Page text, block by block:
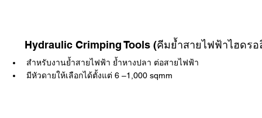
Hydraulic Crimping Tools (คีมย้ำสายไฟฟ้าไฮดรอ
สำหรับงานย้ำสายไฟฟ้า ย้ำหางปลา ต่อสายไฟฟ้า
มีหัวดายให้เลือกได้ตั้งแต่ 6 –1,000 sqmm